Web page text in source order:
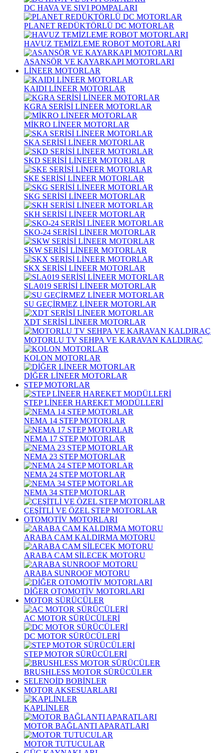
DC HAVA VE SIVI POMPALARI
PLANET REDÜKTÖRLÜ DC MOTORLAR
HAVUZ TEMİZLEME ROBOT MOTORLARI
ASANSÖR VE KAYARKAPI MOTORLARI
LİNEER MOTORLAR
KAIDI LİNEER MOTORLAR
KGRA SERİSİ LİNEER MOTORLAR
MİKRO LİNEER MOTORLAR
SKA SERİSİ LİNEER MOTORLAR
SKD SERİSİ LİNEER MOTORLAR
SKE SERİSİ LİNEER MOTORLAR
SKG SERİSİ LİNEER MOTORLAR
SKH SERİSİ LİNEER MOTORLAR
SKO-24 SERİSİ LİNEER MOTORLAR
SKW SERİSİ LİNEER MOTORLAR
SKX SERİSİ LİNEER MOTORLAR
SLA019 SERİSİ LİNEER MOTORLAR
SU GEÇİRMEZ LİNEER MOTORLAR
XDT SERİSİ LİNEER MOTORLAR
MOTORLU TV SEHPA VE KARAVAN KALDIRAÇ
KOLON MOTORLAR
DİĞER LİNEER MOTORLAR
STEP MOTORLAR
STEP LİNEER HAREKET MODÜLLERİ
NEMA 14 STEP MOTORLAR
NEMA 17 STEP MOTORLAR
NEMA 23 STEP MOTORLAR
NEMA 24 STEP MOTORLAR
NEMA 34 STEP MOTORLAR
ÇEŞİTLİ VE ÖZEL STEP MOTORLAR
OTOMOTİV MOTORLARI
ARABA CAM KALDIRMA MOTORU
ARABA CAM SİLECEK MOTORU
ARABA SUNROOF MOTORU
DİĞER OTOMOTİV MOTORLARI
MOTOR SÜRÜCÜLER
AC MOTOR SÜRÜCÜLERİ
DC MOTOR SÜRÜCÜLERİ
STEP MOTOR SÜRÜCÜLERİ
BRUSHLESS MOTOR SÜRÜCÜLER
SELENOİD BOBİNLER
MOTOR AKSESUARLARI
KAPLİNLER
MOTOR BAĞLANTI APARATLARI
MOTOR TUTUCULAR